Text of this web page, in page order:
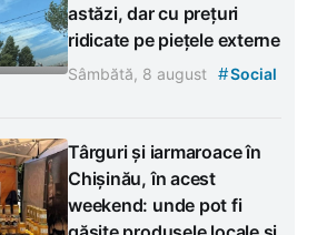
astăzi, dar cu prețuri
ridicate pe piețele externe
Sâmbătă, 8 august #Social
Târguri și iarmaroace în
Chișinău, în acest
weekend: unde pot fi